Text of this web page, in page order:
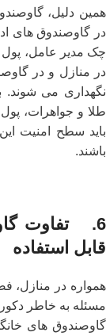
همین دلیل،
در گاوصندوق های
چک مدیر عامل،
در منازل و در
نگهداری می شوند.
طلا و جواهرات، پول
باید سطح امنیت
باشند.
6.
تفاوت
قابل استفاده
همواره در منازل،
مسئله به خاطر
گاوصندوق های